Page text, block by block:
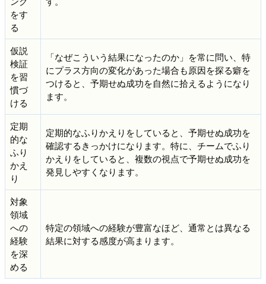
をす
る
仮説
検証
を習
慣づ
ける
「なぜこういう結果になったのか」を常に問い、特
にプラス方向の変化があった場合も原因を探る癖を
つけると、予期せぬ成功を自然に拾えるようになり
ます。
定期
的な
ふり
かえ
り
定期的なふりかえりをしていると、予期せぬ成功を
確認するきっかけになります。特に、チームでふり
かえりをしていると、複数の視点で予期せぬ成功を
発見しやすくなります。
対象
領域
への
経験
を深
める
特定の領域への経験が豊富なほど、通常とは異なる
結果に対する感度が高まります。